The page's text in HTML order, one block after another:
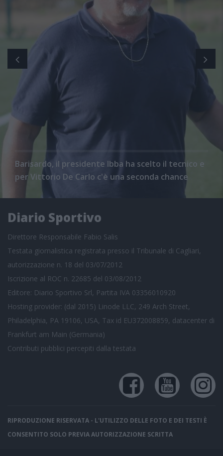
Barisardo, il presidente Ibba ha scelto il tecnico e
per Vittorio De Carlo c'è una seconda chance
Diario Sportivo
Direttore Responsabile Fabio Salis
Testata giornalistica registrata presso il Tribunale di Cagliari,
autorizzazione n. 18 del 03/07/2012
Iscrizione al ROC n. 22685 del 03/08/2012
Editore: Diario Sportivo Srl, Partita IVA 03356010920
Hosting provider: (dal 2015) Linode LLC, 249 Arch Street,
Philadelphia, PA 19106, USA, Tax id EU372008859, datacenter di
Frankfurt am Main (Germania)
Contributi pubblici percepiti dalla testata
RIPRODUZIONE RISERVATA - L'UTILIZZO DELLE FOTO E DEI TESTI È
CONSENTITO SOLO PREVIA AUTORIZZAZIONE SCRITTA